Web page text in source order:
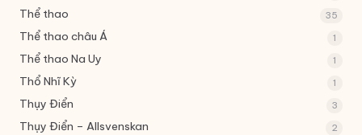
Thể thao 35
Thể thao châu Á 1
Thể thao Na Uy 1
Thổ Nhĩ Kỳ 1
Thụy Điển 3
Thụy Điển – Allsvenskan 2